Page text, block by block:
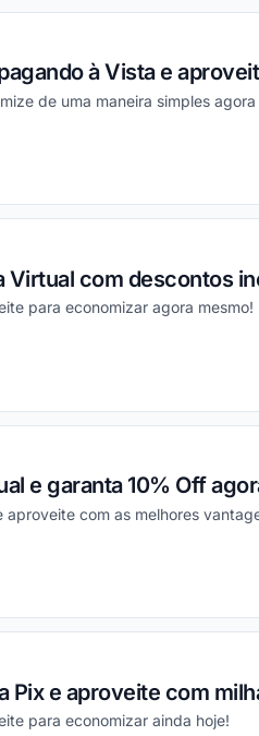
à Vista e
de uma maneira simples agora
Virtual com descontos
para economizar agora mesmo!
e garanta 10% Off
com as melhores
Pix e aproveite com
para economizar ainda hoje!